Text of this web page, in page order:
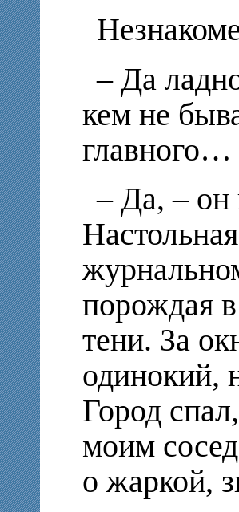
– Да
кем не
главного…
– Да, – он
порождая
тени. За
одинокий,
Город
моим
о жаркой,